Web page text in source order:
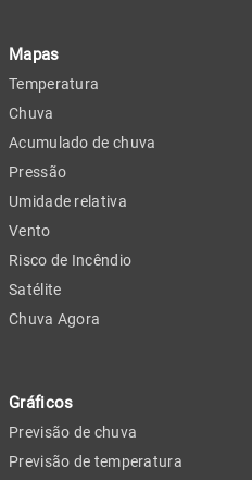
Mapas
Temperatura
Chuva
Acumulado de chuva
Pressão
Umidade relativa
Vento
Risco de Incêndio
Satélite
Chuva Agora
Gráficos
Previsão de chuva
Previsão de temperatura